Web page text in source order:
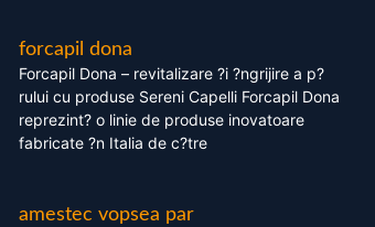
forcapil dona
Forcapil Dona – revitalizare ?i ?ngrijire a p?
rului cu produse Sereni Capelli Forcapil Dona
reprezint? o linie de produse inovatoare
fabricate ?n Italia de c?tre
amestec vopsea par